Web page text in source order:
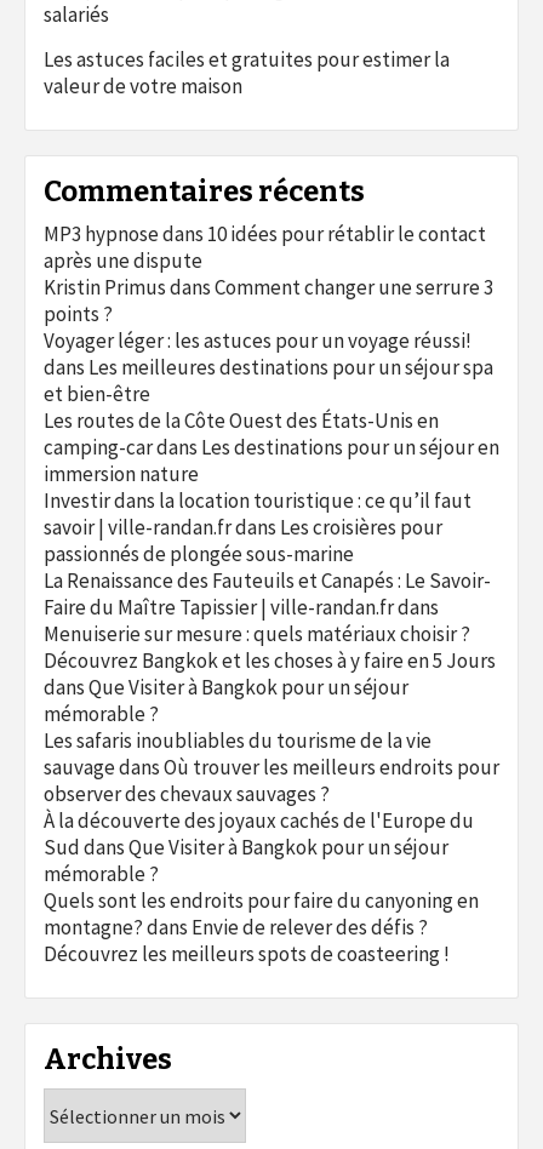
salariés
Les astuces faciles et gratuites pour estimer la
valeur de votre maison
Commentaires récents
MP3 hypnosedans 10 idées pour rétablir le contact
après une dispute
Kristin PrimusdansComment changer une serrure 3
points ?
Voyager léger : les astuces pour un voyage réussi!
dans Les meilleures destinations pour un séjour spa
et bien-être
Les routes de la Côte Ouest des États-Unis en
camping-cardans Les destinations pour un séjour en
immersion nature
Investir dans la location touristique : ce qu’il faut
savoir | ville-randan.frdans Les croisières pour
passionnés de plongée sous-marine
La Renaissance des Fauteuils et Canapés : Le Savoir-
Faire du Maître Tapissier | ville-randan.frdans
Menuiserie sur mesure : quels matériaux choisir ?
Découvrez Bangkok et les choses à y faire en 5 Jours
dansQue Visiter à Bangkok pour un séjour
mémorable ?
Les safaris inoubliables du tourisme de la vie
sauvagedansOù trouver les meilleurs endroits pour
observer des chevaux sauvages ?
À la découverte des joyaux cachés de l'Europe du
SuddansQue Visiter à Bangkok pour un séjour
mémorable ?
Quels sont les endroits pour faire du canyoning en
montagne?dans Envie de relever des défis ?
Découvrez les meilleurs spots de coasteering !
Archives